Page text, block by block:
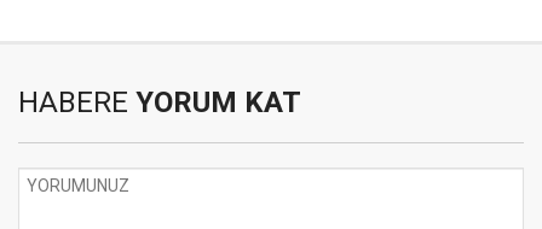
HABERE YORUM KAT